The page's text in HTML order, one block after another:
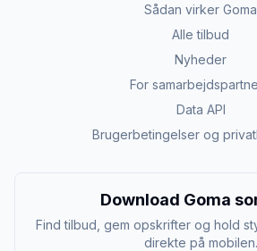
Sådan virker Goma
Alle tilbud
Nyheder
For
Data API
Brugerbetingelser og
Download Goma
Find tilbud, gem opskrifter og hold
direkte på mobilen.